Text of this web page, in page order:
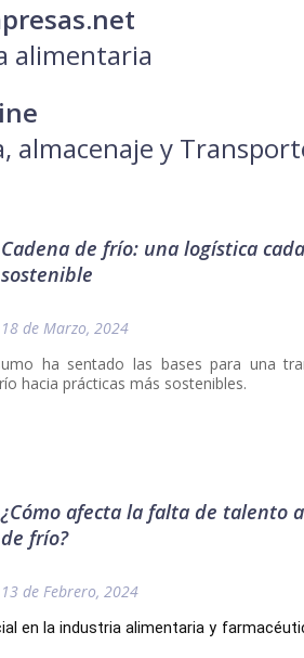
alimentaria
almacenaje y
Cadena de frío: una logística
sostenible
18 de Marzo, 2024
ha sentado las bases para una
hacia prácticas más sostenibles.
¿Cómo afecta la falta de talento
de frío?
13 de Febrero, 2024
en la industria alimentaria y